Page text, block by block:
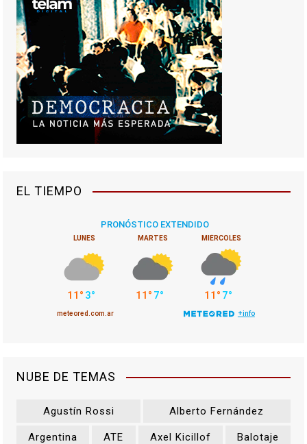
EL TIEMPO
NUBE DE TEMAS
Agustín Rossi Alberto Fernández
Argentina ATE Axel Kicillof Balotaje